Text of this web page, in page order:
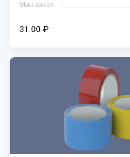
Мин.заказ
31.00 ₽